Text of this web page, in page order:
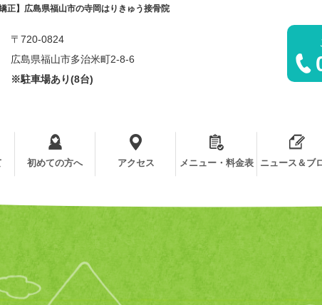
正】広島県福山市の寺岡はりきゅう接骨院
〒720-0824
広島県福山市多治米町2-8-6
※駐車場あり(8台)
初めての方へ アクセス メニュー・料金表 ニュース＆ブ